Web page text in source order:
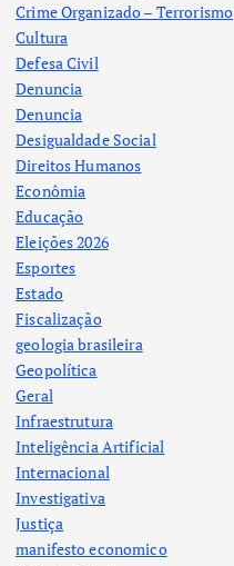
Crime Organizado – Terrorismo
Cultura
Defesa Civil
Denuncia
Denuncia
Desigualdade Social
Direitos Humanos
Econômia
Educação
Eleições 2026
Esportes
Estado
Fiscalização
geologia brasileira
Geopolítica
Geral
Infraestrutura
Inteligência Artificial
Internacional
Investigativa
Justiça
manifesto economico